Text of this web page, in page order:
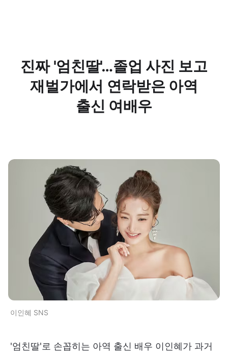
진짜 '엄친딸'…졸업 사진 보고
재벌가에서 연락받은 아역
출신 여배우
이인혜 SNS
'엄친딸'로 손꼽히는 아역 출신 배우 이인혜가 과거